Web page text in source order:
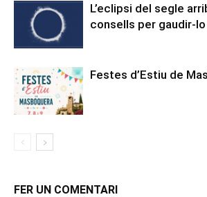
L’eclipsi del segle
consells per gaudir-
Festes d’Estiu de
FER UN COMENTARI